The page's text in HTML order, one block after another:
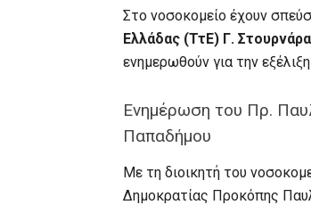
Στο νοσοκομείο έχουν
Ελλάδας (ΤτΕ) Γ.
ενημερωθούν για την
Ενημέρωση του Πρ.
Παπαδήμου
Με τη διοικητή του
Δημοκρατίας Προκόπης